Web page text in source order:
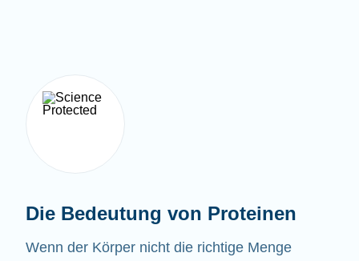
Die Bedeutung von Proteinen
Wenn der Körper nicht die richtige Menge